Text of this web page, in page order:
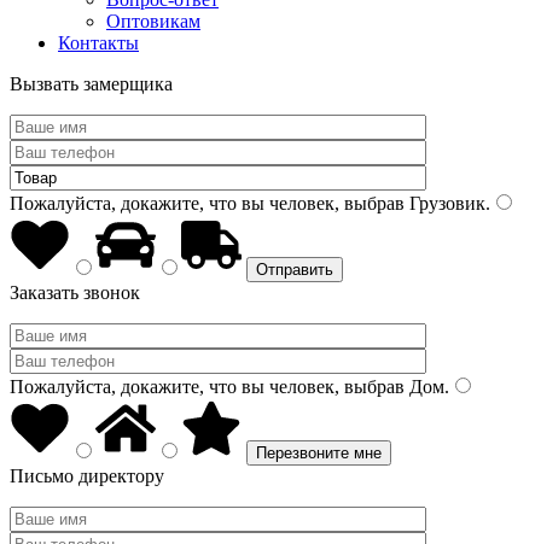
Оптовикам
Контакты
Вызвать замерщика
Пожалуйста, докажите, что вы человек, выбрав Грузовик.
Заказать звонок
Пожалуйста, докажите, что вы человек, выбрав Дом.
Письмо директору